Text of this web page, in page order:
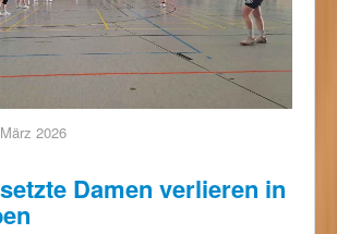
2026
Damen verlieren in